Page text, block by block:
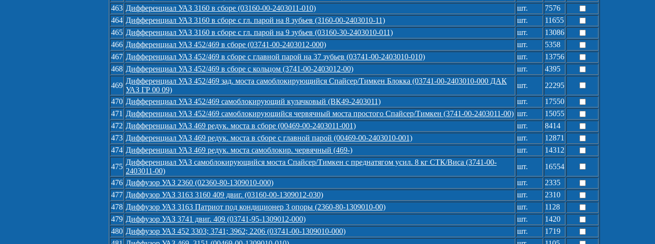
463 Дифференциал УАЗ 3160 в сборе (03160-00-2403011-010) шт.
7576
464 Дифференциал УАЗ 3160 в сборе с гл. парой на 8 зубьев (3160-00-2403010-11) шт.
11655
465 Дифференциал УАЗ 3160 в сборе с гл. парой на 9 зубьев (03160-30-2403010-011) шт.
13086
466 Дифференциал УАЗ 452/469 в сборе (03741-00-2403012-000) шт.
5358
467 Дифференциал УАЗ 452/469 в сборе с главной парой на 37 зубьев (03741-00-2403010-010) шт.
13756
468 Дифференциал УАЗ 452/469 в сборе с кольцом (3741-00-2403012-00) шт.
4395
469
Дифференциал УАЗ 452/469 зад. моста самоблокирующийся Спайсер/Тимкен Блокка (03741-00-2403010-000 ДАК
УАЗ ГР 00 09)
шт.
22295
470 Дифференциал УАЗ 452/469 самоблокирующий кулачковый (ВК49-2403011) шт.
17550
471 Дифференциал УАЗ 452/469 самоблокирующийся червячный моста простого Спайсер/Тимкен (3741-00-2403011-00) шт.
15055
472 Дифференциал УАЗ 469 редук. моста в сборе (00469-00-2403011-001) шт.
8414
473 Дифференциал УАЗ 469 редук. моста в сборе с главной парой (00469-00-2403010-001) шт.
12871
474 Дифференциал УАЗ 469 редук. моста самоблокир. червячный (469-) шт.
14312
475
Дифференциал УАЗ самоблокирующийся моста Спайсер/Тимкен с преднатягом усил. 8 кг СТК/Виса (3741-00-
2403011-00)
шт.
16554
476 Диффузор УАЗ 2360 (02360-80-1309010-000) шт.
2335
477 Диффузор УАЗ 3163 3160 409 двиг. (03160-00-1309012-030) шт.
2310
478 Диффузор УАЗ 3163 Патриот под кондиционер 3 опоры (2360-80-1309010-00) шт.
1128
479 Диффузор УАЗ 3741 двиг. 409 (03741-95-1309012-000) шт.
1420
480 Диффузор УАЗ 452 3303; 3741; 3962; 2206 (03741-00-1309010-000) шт.
1719